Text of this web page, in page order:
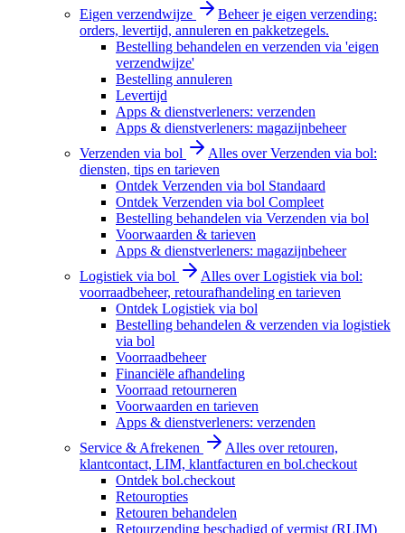
Eigen verzendwijze
Beheer je eigen verzending:
orders, levertijd, annuleren en pakketzegels.
Bestelling behandelen en verzenden via 'eigen
verzendwijze'
Bestelling annuleren
Levertijd
Apps & dienstverleners: verzenden
Apps & dienstverleners: magazijnbeheer
Verzenden via bol
Alles over Verzenden via bol:
diensten, tips en tarieven
Ontdek Verzenden via bol Standaard
Ontdek Verzenden via bol Compleet
Bestelling behandelen via Verzenden via bol
Voorwaarden & tarieven
Apps & dienstverleners: magazijnbeheer
Logistiek via bol
Alles over Logistiek via bol:
voorraadbeheer, retourafhandeling en tarieven
Ontdek Logistiek via bol
Bestelling behandelen & verzenden via logistiek
via bol
Voorraadbeheer
Financiële afhandeling
Voorraad retourneren
Voorwaarden en tarieven
Apps & dienstverleners: verzenden
Service & Afrekenen
Alles over retouren,
klantcontact, LIM, klantfacturen en bol.checkout
Ontdek bol.checkout
Retouropties
Retouren behandelen
Retourzending beschadigd of vermist (RLIM)